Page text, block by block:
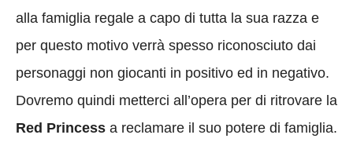
alla famiglia regale a capo di tutta la sua razza e
per questo motivo verrà spesso riconosciuto dai
personaggi non giocanti in positivo ed in negativo.
Dovremo quindi metterci all’opera per di ritrovare la
Red Princess a reclamare il suo potere di famiglia.